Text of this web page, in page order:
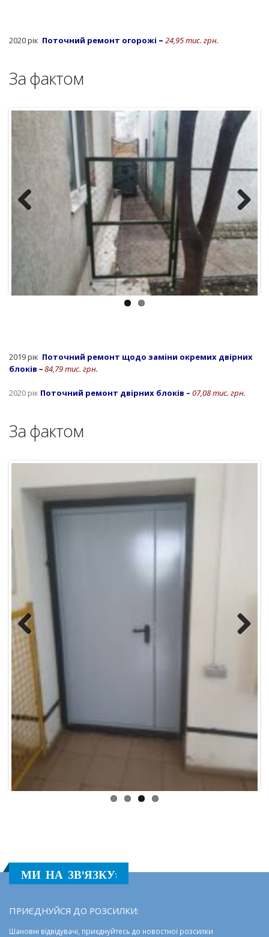
2020 рік Поточний ремонт огорожі – 24,95 тис. грн.
За фактом
Next
2019 рік Поточний ремонт щодо заміни окремих двірних
блоків –84,79 тис. грн.
2020 рік Поточний ремонт двірних блоків – 07,08 тис. грн.
За фактом
Previous
МИ НА ЗВ'ЯЗКУ:
ПРИЄДНУЙСЯ ДО РОЗСИЛКИ:
Шановні відвідувачі, приєднуйтесь до новостної розсилки